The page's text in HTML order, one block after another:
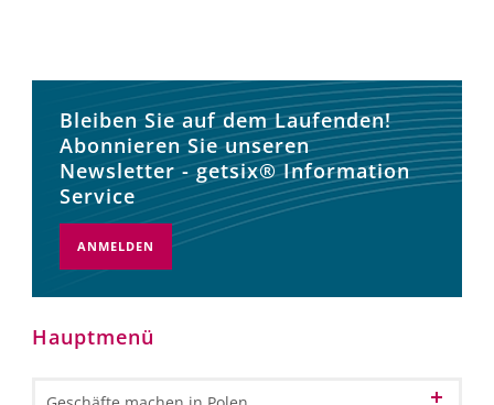
Bleiben Sie auf dem Laufenden!
Abonnieren Sie unseren
Newsletter - getsix® Information
Service
ANMELDEN
Hauptmenü